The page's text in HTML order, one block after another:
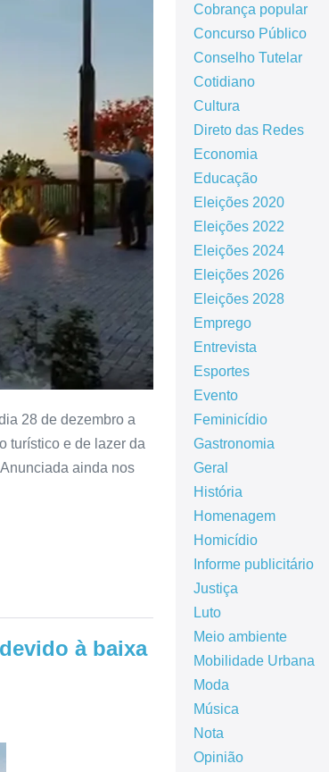
28 de dezembro a
turístico e de lazer da
ainda nos
à baixa
Cobrança popular
Concurso Público
Conselho Tutelar
Cotidiano
Cultura
Direto das Redes
Economia
Educação
Eleições 2020
Eleições 2022
Eleições 2024
Eleições 2026
Eleições 2028
Emprego
Entrevista
Esportes
Evento
Feminicídio
Gastronomia
Geral
História
Homenagem
Homicídio
Informe publicitário
Justiça
Luto
Meio ambiente
Mobilidade Urbana
Moda
Música
Nota
Opinião